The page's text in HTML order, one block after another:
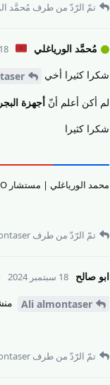
تمّ الرّدّ من طرف مُحمَّد
مُحمَّد الورياغلي 18 سبتمبر 2024
شكرا كثيرا أخي
لم أكن أعلم أنّ أجهزة
شكرا كثيرا
محمد الورياغلي | مستشار SEO خبير في تقييم جودة المحتوى والمواقع الإلكترونيّة وتحسين تجربة المستخدم.
تمّ الرّدّ من طرف
ابو صالح 18 سبتمبر 2024
Ali almontaser
تمّ الرّدّ من طرف